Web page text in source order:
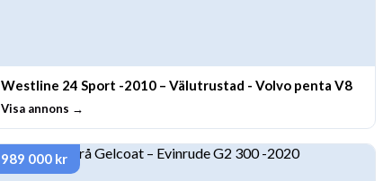
Westline 24 Sport -2010 – Välutrustad - Volvo penta V8
Visa annons →
989 000 kr